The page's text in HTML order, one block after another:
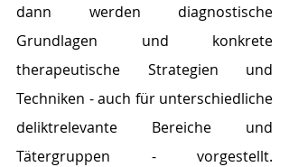
dann werden diagnostische
Grundlagen und konkrete
therapeutische Strategien und
Techniken - auch für unterschiedliche
deliktrelevante Bereiche und
Tätergruppen - vorgestellt.